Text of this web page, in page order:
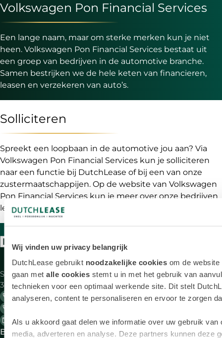
Wij vinden uw privacy belangrijk
DutchLease gebruikt noodzakelijke cookies om de
gaan met alle cookies stemt u in met het gebruik van
technieken voor een optimaal werkende site. Dit stelt
analyseren, content te personaliseren en ervoor te zorgen
Als u akkoord gaat delen we informatie over uw gebruik
media, adverteren en analyse. Deze partners kunnen deze
Volkswagen Pon Financial Services
Een lange naam, maar om sterke merken kun je niet
heen. Volkswagen Pon Financial Services bestaat uit
een groep van bedrijven in de automotive branche.
Samen bestrijken we de hele keten van financieren,
leasen en verzekeren van auto’s.
Solliciteren
Spreekt een loopbaan in de automotive jou aan? Via
Volkswagen Pon Financial Services kun je solliciteren
naar een functie bij DutchLease of bij een van onze
zustermaatschappijen. Op de website van Volkswagen
Pon Financial Services kun je meer over onze bedrijven
lezen, vacatures bekijken en ook direct solliciteren.
BEKIJK DE VACATURES BIJ VWPFS
Saturnus 1
3824 ME Amersfoort
033 - 45 49 540 Algemeen
info@dutchlease.nl
Bereikbaar op werkdagen 08:00-
Alle merken
Lease deals
Elektrische
auto's